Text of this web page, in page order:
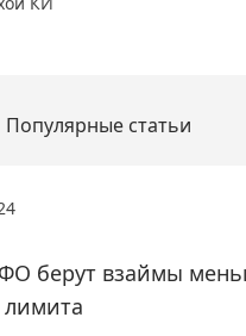
Популярные статьи
берут взаймы
лимита